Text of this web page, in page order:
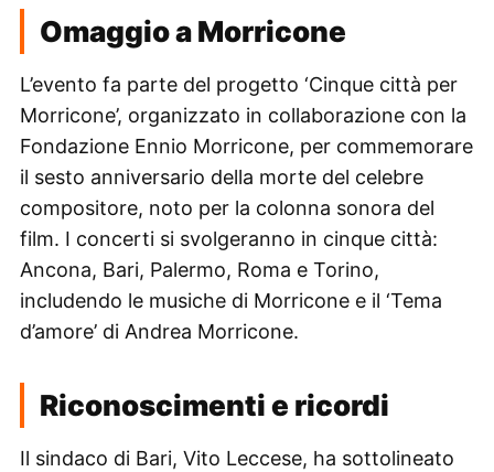
Omaggio a Morricone
L’evento fa parte del progetto ‘Cinque città per
Morricone’, organizzato in collaborazione con la
Fondazione Ennio Morricone, per commemorare
il sesto anniversario della morte del celebre
compositore, noto per la colonna sonora del
film. I concerti si svolgeranno in cinque città:
Ancona, Bari, Palermo, Roma e Torino,
includendo le musiche di Morricone e il ‘Tema
d’amore’ di Andrea Morricone.
Riconoscimenti e ricordi
Il sindaco di Bari, Vito Leccese, ha sottolineato